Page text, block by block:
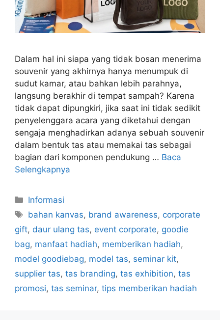
Dalam hal ini siapa yang tidak bosan menerima
souvenir yang akhirnya hanya menumpuk di
sudut kamar, atau bahkan lebih parahnya,
langsung berakhir di tempat sampah? Karena
tidak dapat dipungkiri, jika saat ini tidak sedikit
penyelenggara acara yang diketahui dengan
sengaja menghadirkan adanya sebuah souvenir
dalam bentuk tas atau memakai tas sebagai
bagian dari komponen pendukung … Baca
Selengkapnya
Kategori
Informasi
Tag
bahan kanvas, brand awareness, corporate
gift, daur ulang tas, event corporate, goodie
bag, manfaat hadiah, memberikan hadiah,
model goodiebag, model tas, seminar kit,
supplier tas, tas branding, tas exhibition, tas
promosi, tas seminar, tips memberikan hadiah